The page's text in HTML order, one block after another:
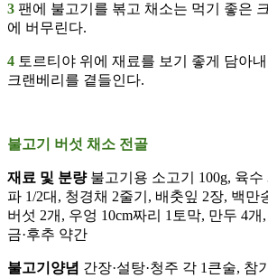
3 팬에 불고기를 볶고 채소는 먹기 좋은
에 버무린다.
4 토르티야 위에 재료를 보기 좋게 담아
크랜베리를 곁들인다.
불고기 버섯 채소 전골
재료 및 분량불고기용 소고기 100g, 육수
파 1/2대, 청경채 2줄기, 배춧잎 2장, 백만
버섯 2개, 우엉 10cm짜리 1토막, 만두 4
금·후추 약간
불고기양념 간장·설탕·청주 각 1큰술, 참